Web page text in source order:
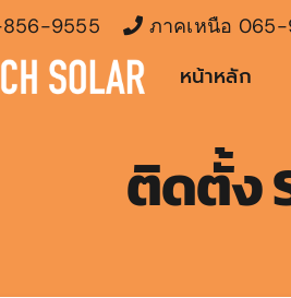
9555 ภาคเหนือ 065-
หน้าหลัก
ติดตั้ง